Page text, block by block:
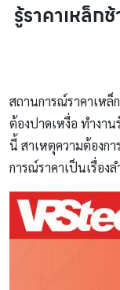
รู้ราคาเหล็ก
สถานการณ์ราคาเหล็
ต้องปาดเหงื่อ ทำงา
นี้ สาเหตุความต้องก
การณ์ราคาเป็นเรื่อง